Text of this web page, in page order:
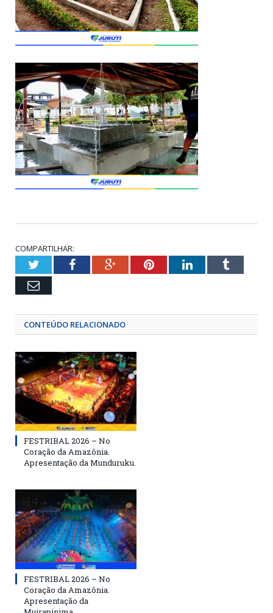
COMPARTILHAR:
TwitterFacebookGoogle+PinterestLinkedInTumblr
Email
CONTEÚDO RELACIONADO
FESTRIBAL 2026 – No
Coração da Amazônia.
Apresentação da Munduruku.
FESTRIBAL 2026 – No
Coração da Amazônia.
Apresentação da